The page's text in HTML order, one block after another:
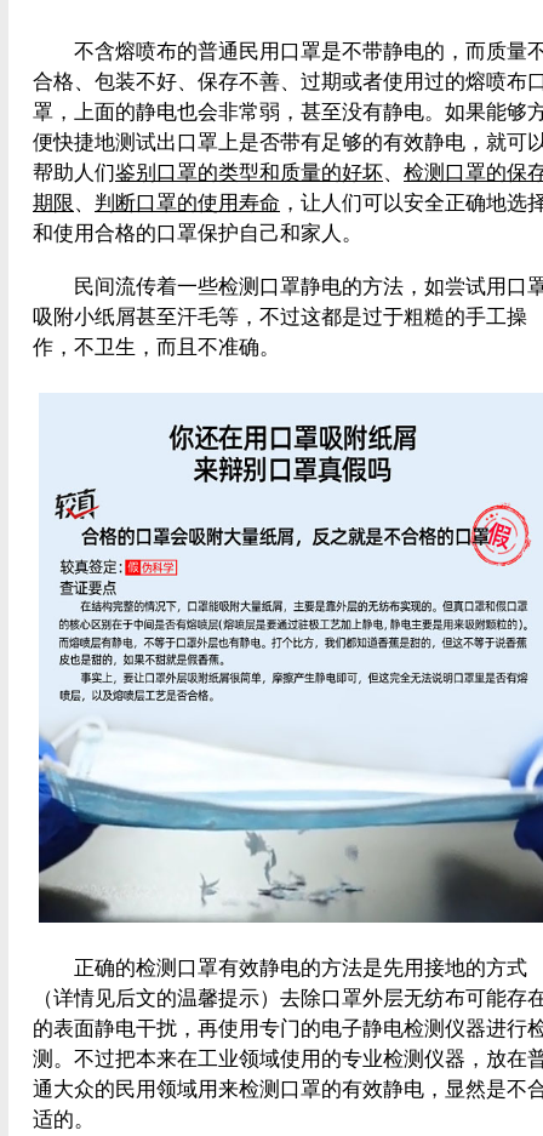
不含熔喷布的普通民用口罩是不带静电的，而质量
合格、包装不好、保存不善、过期或者使用过的熔喷布
罩，上面的静电也会非常弱，甚至没有静电。如果能够
便快捷地测试出口罩上是否带有足够的有效静电，就可
帮助人们鉴别口罩的类型和质量的好坏、 检测口罩的保
期限 、 判断口罩的使用寿命 ，让人们可以安全正确地选
和使用合格的口罩保护自己和家人。
民间流传着一些检测口罩静电的方法，如尝试用口
吸附小纸屑甚至汗毛等，不过这都是过于粗糙的手工操
作，不卫生，而且不准确。
正确的检测口罩有效静电的方法是先用接地的方式
（详情见后文的温馨提示）去除口罩外层无纺布可能存
的表面静电干扰，再使用专门的电子静电检测仪器进行
测。不过把本来在工业领域使用的专业检测仪器，放在
通大众的民用领域用来检测口罩的有效静电，显然是不
适的。